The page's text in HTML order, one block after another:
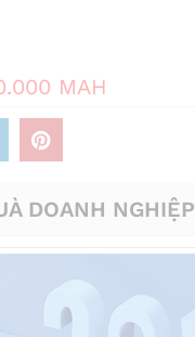
MAH
DOANH NGHIỆP